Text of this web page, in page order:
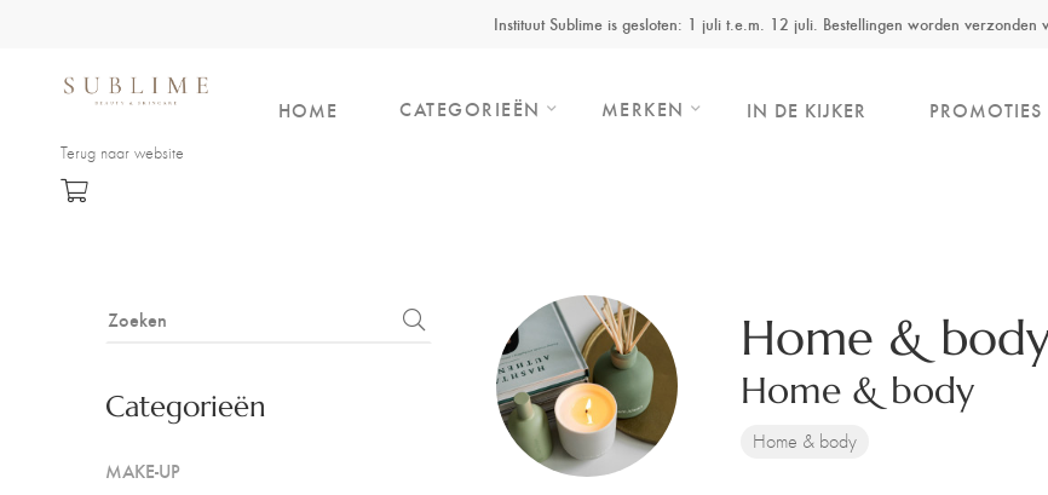
Instituut Sublime is gesloten: 1 juli t.e.m. 12 juli. Bestellingen worden verzonden
Terug naar website
HOME CATEGORIEËN MERKEN IN DE KIJKER PROMOTIES
Home &
Home & body
Home & body
Categorieën
MAKE-UP